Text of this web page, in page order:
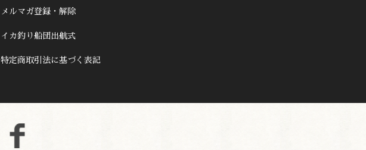
メルマガ登録・解除
イカ釣り船団出航式
特定商取引法に基づく表記